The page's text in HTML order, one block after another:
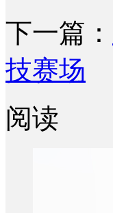
下一篇：
技赛场
阅读